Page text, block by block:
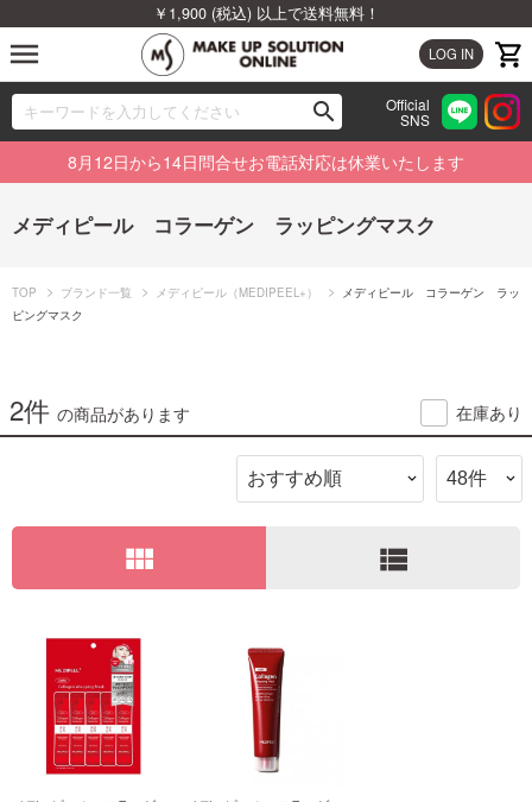
￥1,900 (税込) 以上で送料無料！
LOG IN
menu
search
00
Official
SNS
ブランドから探す
カテゴリから探す
ランキングから探す
ビューティジャーナルから探す
ご利用ガイド
お問い合わせ
8月12日から14日問合せお電話対応は休業いたします
メディピール コラーゲン ラッピングマスク
TOP ブランド一覧 メディピール（MEDIPEEL+）
メディピール コラーゲン ラッ
ピングマスク
2件 の商品があります 在庫あり
view_module view_list